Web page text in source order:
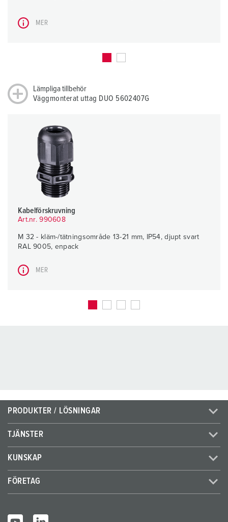
MER
Lämpliga tillbehör
Väggmonterat uttag DUO 5602407G
Kabelförskruvning
Art.nr. 990608
M 32 - kläm-/tätningsområde 13-21 mm, IP54, djupt svart
RAL 9005, enpack
MER
PRODUKTER / LÖSNINGAR
TJÄNSTER
KUNSKAP
FÖRETAG